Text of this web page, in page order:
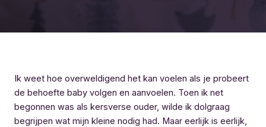
Ik weet hoe overweldigend het kan voelen als je probeert
de behoefte baby volgen en aanvoelen. Toen ik net
begonnen was als kersverse ouder, wilde ik dolgraag
begrijpen wat mijn kleine nodig had. Maar eerlijk is eerlijk,